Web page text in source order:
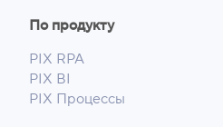
По продукту
PIX RPA
PIX BI
PIX Процессы